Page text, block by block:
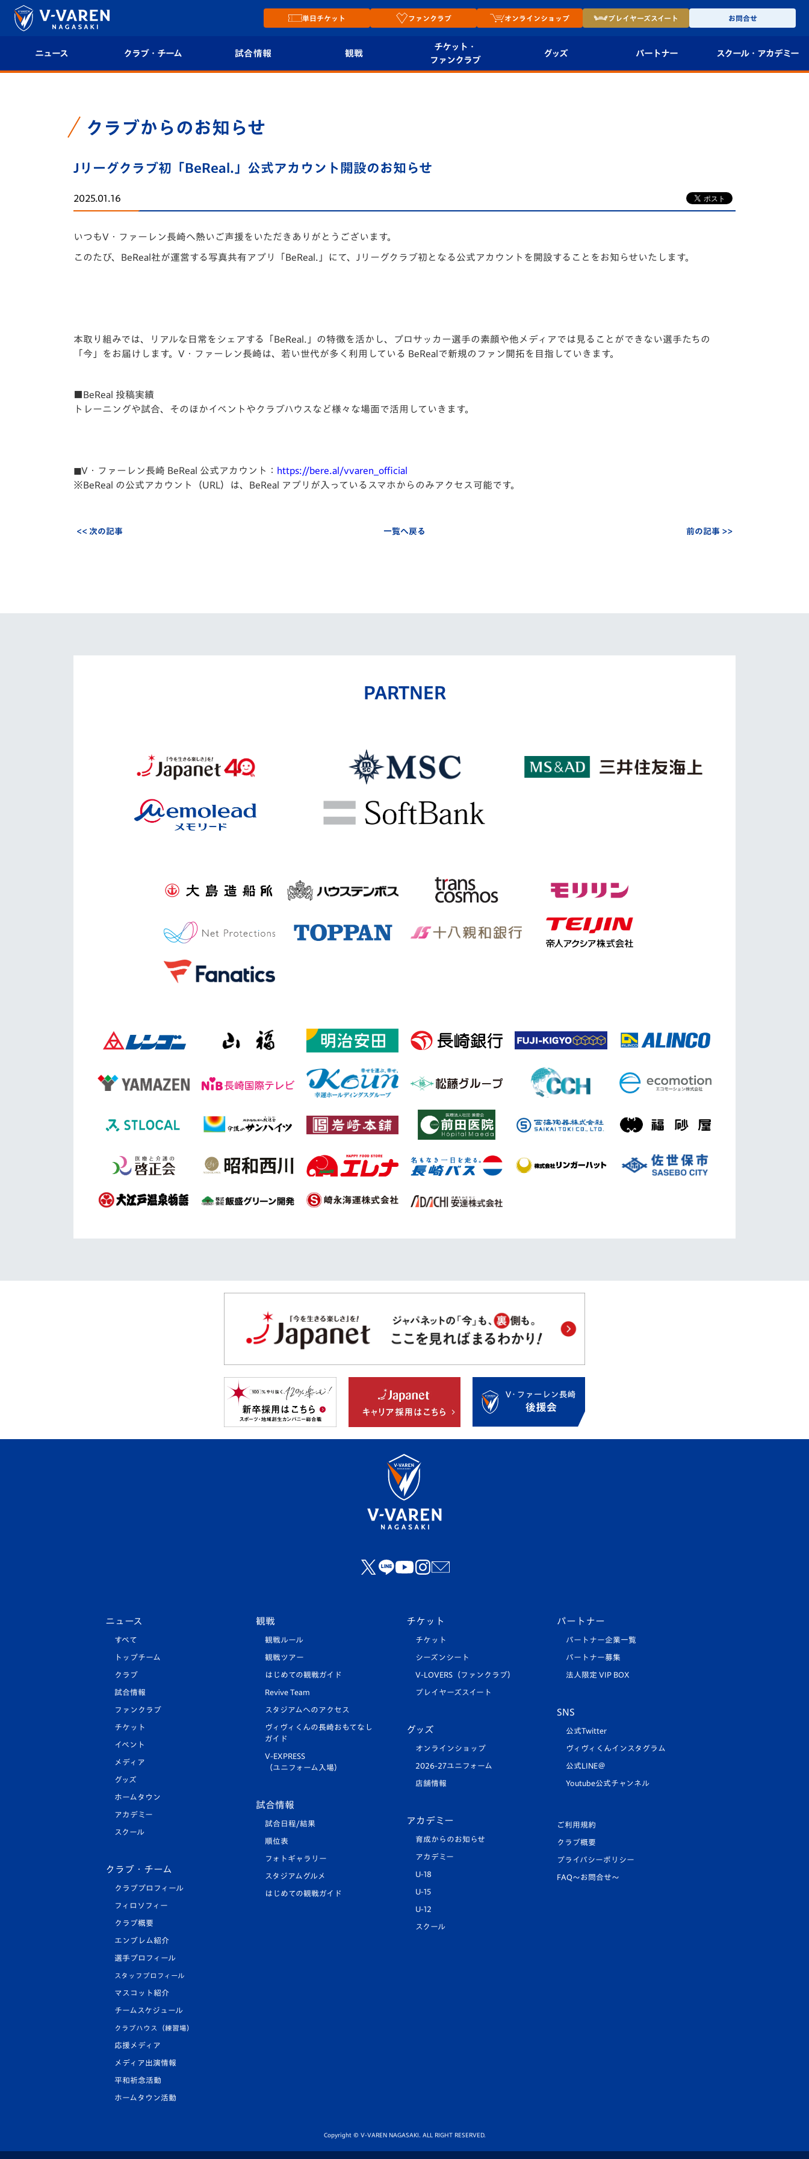
単日チケット ファンクラブ オンラインショップ プレイヤーズスイート お問合せ
ニュース クラブ・チーム
フィロソフィー
選手プロフィール
スタッフプロフィール
場）
平和祈念活動
試合情報
フォトギャラリー
スタジアムグルメ
観戦
Revive Team
ヴィヴィくんの長崎
チケット・
ファンクラブ
グッズ パートナー スクール・ アカデミー
スクール
クラブからのお知らせ
Jリーグクラブ初「BeReal.」公式アカウント開設のお知らせ
2025.01.16
いつもV・ファーレン長崎へ熱いご声援をいただきありがとうございます。
このたび、BeReal社が運営する写真共有アプリ「BeReal.」にて、Jリーグクラブ初となる公式アカウントを開設することをお知らせいたします。
本取り組みでは、リアルな日常をシェアする「BeReal.」の特徴を活かし、プロサッカー選手の素顔や他メディアでは見ることができない選手たちの
「今」をお届けします。V・ファーレン長崎は、若い世代が多く利用している BeRealで新規のファン開拓を目指していきます。
■BeReal 投稿実績
トレーニングや試合、そのほかイベントやクラブハウスなど様々な場面で活用していきます。
◼︎V・ファーレン長崎 BeReal 公式アカウント： https://bere.al/vvaren_official
※BeReal の公式アカウント（URL）は、BeReal アプリが入っているスマホからのみアクセス可能です。
<< 次の記事 一覧へ戻る 前の記事 >>
PARTNER
ニュース
すべて
トップチーム
クラブ
試合情報
ファンクラブ
チケット
イベント
メディア
グッズ
ホームタウン
アカデミー
スクール
クラブ・チーム
クラブプロフィール
フィロソフィー
クラブ概要
エンブレム紹介
選手プロフィール
スタッフプロフィール
マスコット紹介
チームスケジュール
クラブハウス（練習場）
応援メディア
メディア出演情報
平和祈念活動
ホームタウン活動
観戦
観戦ルール
観戦ツアー
はじめての観戦ガイド
Revive Team
スタジアムへのアクセス
ヴィヴィくんの長崎おもてなし
ガイド
V-EXPRESS
（ユニフォーム入場）
試合情報
試合日程/結果
順位表
フォトギャラリー
スタジアムグルメ
はじめての観戦ガイド
チケット
チケット
シーズンシート
V-LOVERS（ファンクラブ）
プレイヤーズスイート
グッズ
オンラインショップ
2026-27ユニフォーム
店舗情報
アカデミー
育成からのお知らせ
アカデミー
U-18
U-15
U-12
スクール
パートナー
パートナー企業一覧
パートナー募集
法人限定 VIP BOX
SNS
公式Twitter
ヴィヴィくんインスタグラム
公式LINE＠
Youtube公式チャンネル
ご利用規約
クラブ概要
プライバシーポリシー
FAQ〜お問合せ〜
Copyright © V-VAREN NAGASAKI. ALL RIGHT RESERVED.